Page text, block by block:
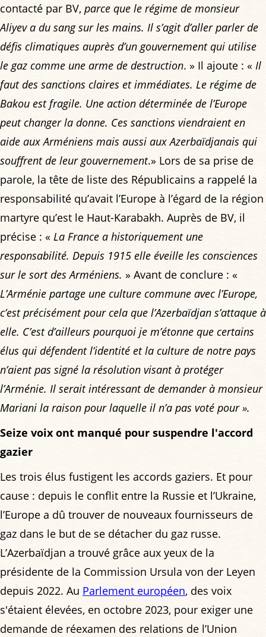
contacté par BV, parce que le régime de monsieur
Aliyev a du sang sur les mains. Il s’agit d’aller parler de
défis climatiques auprès d’un gouvernement qui utilise
le gaz comme une arme de destruction. » Il ajoute : « Il
faut des sanctions claires et immédiates. Le régime de
Bakou est fragile. Une action déterminée de l’Europe
peut changer la donne. Ces sanctions viendraient en
aide aux Arméniens mais aussi aux Azerbaïdjanais qui
souffrent de leur gouvernement.» Lors de sa prise de
parole, la tête de liste des Républicains a rappelé la
responsabilité qu’avait l’Europe à l’égard de la région
martyre qu’est le Haut-Karabakh. Auprès de BV, il
précise : « La France a historiquement une
responsabilité. Depuis 1915 elle éveille les consciences
sur le sort des Arméniens. » Avant de conclure : «
L’Arménie partage une culture commune avec l’Europe,
c’est précisément pour cela que l’Azerbaïdjan s’attaque à
elle. C’est d’ailleurs pourquoi je m’étonne que certains
élus qui défendent l’identité et la culture de notre pays
n’aient pas signé la résolution visant à protéger
l’Arménie. Il serait intéressant de demander à monsieur
Mariani la raison pour laquelle il n’a pas voté pour ».
Seize voix ont manqué pour suspendre l'accord
gazier
Les trois élus fustigent les accords gaziers. Et pour
cause : depuis le conflit entre la Russie et l’Ukraine,
l’Europe a dû trouver de nouveaux fournisseurs de
gaz dans le but de se détacher du gaz russe.
L’Azerbaïdjan a trouvé grâce aux yeux de la
présidente de la Commission Ursula von der Leyen
depuis 2022. Au Parlement européen, des voix
s'étaient élevées, en octobre 2023, pour exiger une
demande de réexamen des relations de l’Union